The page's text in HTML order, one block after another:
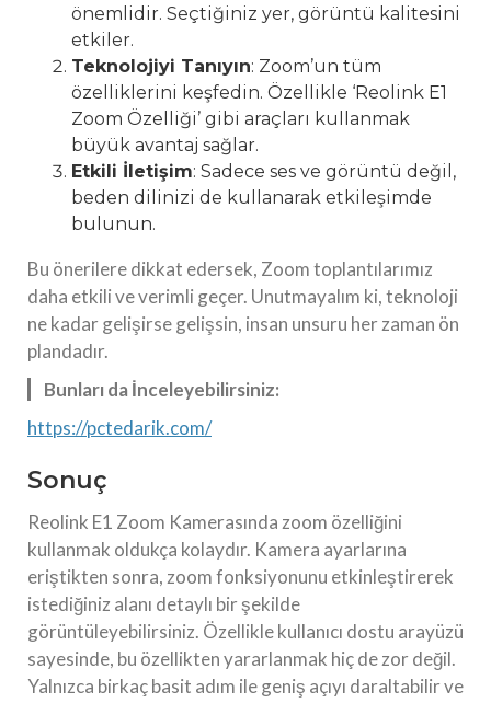
önemlidir. Seçtiğiniz yer, görüntü kalitesini
etkiler.
Teknolojiyi Tanıyın: Zoom’un tüm
özelliklerini keşfedin. Özellikle ‘Reolink E1
Zoom Özelliği’ gibi araçları kullanmak
büyük avantaj sağlar.
Etkili İletişim: Sadece ses ve görüntü değil,
beden dilinizi de kullanarak etkileşimde
bulunun.
Bu önerilere dikkat edersek, Zoom toplantılarımız
daha etkili ve verimli geçer. Unutmayalım ki, teknoloji
ne kadar gelişirse gelişsin, insan unsuru her zaman ön
plandadır.
Bunları da İnceleyebilirsiniz:
https://pctedarik.com/
Sonuç
Reolink E1 Zoom Kamerasında zoom özelliğini
kullanmak oldukça kolaydır. Kamera ayarlarına
eriştikten sonra, zoom fonksiyonunu etkinleştirerek
istediğiniz alanı detaylı bir şekilde
görüntüleyebilirsiniz. Özellikle kullanıcı dostu arayüzü
sayesinde, bu özellikten yararlanmak hiç de zor değil.
Yalnızca birkaç basit adım ile geniş açıyı daraltabilir ve